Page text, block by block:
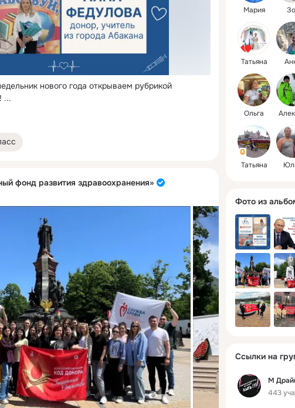
нового года открываем рубрикой
...
фонд развития здравоохранения»
Мария
Татьяна
Ольга
Татьяна
Фото из
Ссылки на
М
443